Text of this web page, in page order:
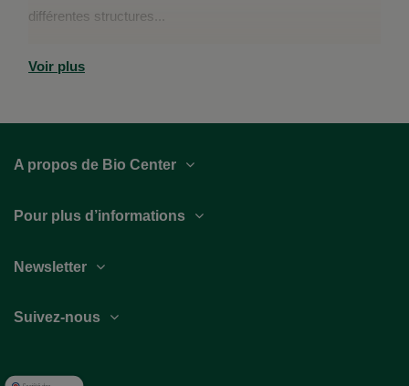
différentes structures...
Voir plus
A propos de Bio Center
Pour plus d’informations
Suivez-nous
Newsletter